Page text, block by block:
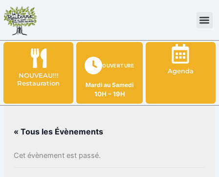
Aller
au
contenu
NOUVEAU!!!
Restauration
OUVERTURE
Mardi au Samedi
10H – 19H
Agenda
« Tous les Évènements
Cet évènement est passé.